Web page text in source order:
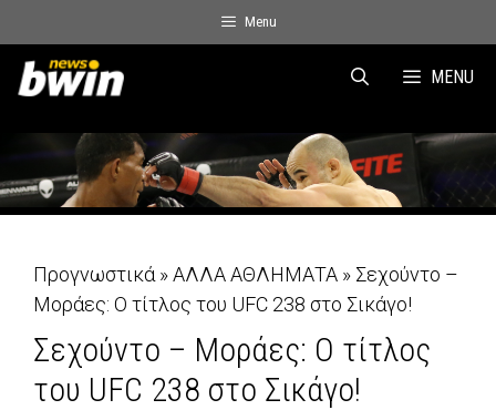
to
content
Menu
MENU
Προγνωστικά »ΑΛΛΑ ΑΘΛΗΜΑΤΑ » Σεχούντο –
Μοράες: Ο τίτλος του UFC 238 στο Σικάγο!
Σεχούντο – Μοράες: Ο τίτλος
του UFC 238 στο Σικάγο!